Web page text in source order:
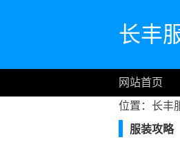
长丰
网站首页
位置：长丰
服装攻略